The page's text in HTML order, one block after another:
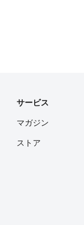
サービス
マガジン
ストア